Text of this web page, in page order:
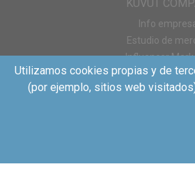
KUVUT
Info
Estudio de
Influencer
Sampling
WOM
Utilizamos cookies propias y de
(por ejemplo, sitios web